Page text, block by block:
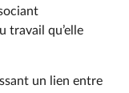
travail qu’elle
un lien entre